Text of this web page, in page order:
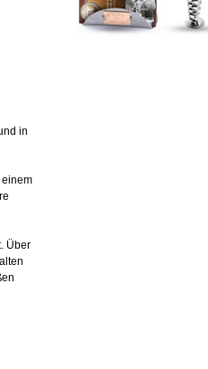
in
einem
Über